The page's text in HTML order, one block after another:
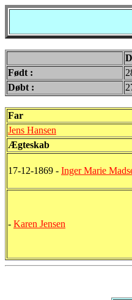
Født :
Døbt :
Far
Jens Hansen
Ægteskab
17-12-1869 - Inger Marie
- Karen Jensen